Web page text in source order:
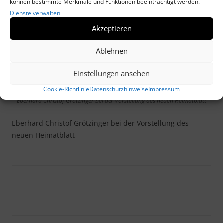
Dienste verwalten
Akzeptieren
Ablehnen
Einstellungen ansehen
Cookie-RichtlinieDatenschutzhinweiseImpressum
Eberhard Christof Grötzinger bei der Vorstellung des neuen Heimatblatt
Eberhard Christof Grötzinger bei der Vorstellung des
neuen Heimatblatt